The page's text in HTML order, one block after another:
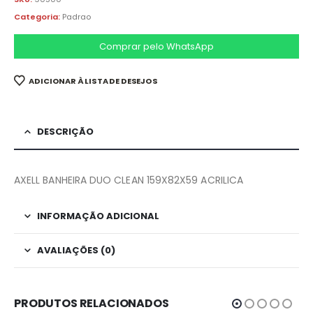
Categoria: Padrao
Comprar pelo WhatsApp
ADICIONAR À LISTA DE DESEJOS
DESCRIÇÃO
AXELL BANHEIRA DUO CLEAN 159X82X59 ACRILICA
INFORMAÇÃO ADICIONAL
AVALIAÇÕES (0)
PRODUTOS RELACIONADOS